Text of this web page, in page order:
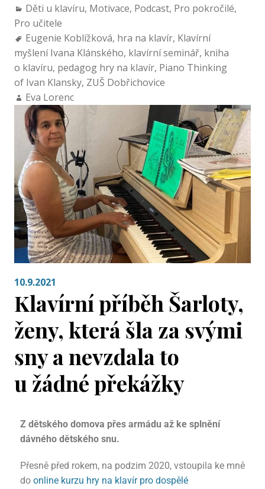
Děti u klavíru, Motivace, Podcast, Pro pokročilé,
Pro učitele
Eugenie Koblížková, hra na klavír, Klavírní
myšlení Ivana Klánského, klavírní seminář, kniha
o klavíru, pedagog hry na klavír, Piano Thinking
of Ivan Klansky, ZUŠ Dobřichovice
Eva Lorenc
10.9.2021
Klavírní příběh Šarloty,
ženy, která šla za svými
sny a nevzdala to
u žádné překážky
Z dětského domova přes armádu až ke splnění
dávného dětského snu.
Přesně před rokem, na podzim 2020, vstoupila ke mně
do online kurzu hry na klavír pro dospělé